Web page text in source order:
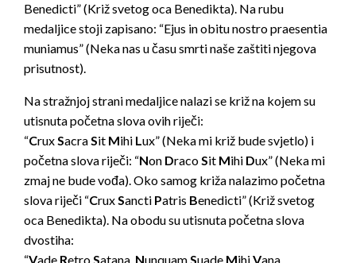
Benedicti” (Križ svetog oca Benedikta). Na rubu
medaljice stoji zapisano: “Ejus in obitu nostro praesentia
muniamus” (Neka nas u času smrti naše zaštiti njegova
prisutnost).
Na stražnjoj strani medaljice nalazi se križ na kojem su
utisnuta početna slova ovih riječi:
“CruxSacraSit Mihi Lux” (Neka mi križ bude svjetlo) i
početna slova riječi: “Non DracoSit Mihi Dux” (Neka mi
zmaj ne bude vođa). Oko samog križa nalazimo početna
slova riječi “CruxSancti Patris Benedicti” (Križ svetog
oca Benedikta). Na obodu su utisnuta početna slova
dvostiha:
“Vade RetroSatana, NunquamSuade MihiVana